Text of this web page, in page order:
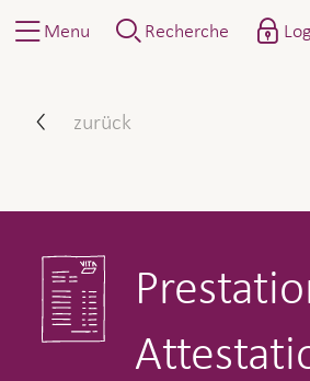
Menu Recherche
zurück